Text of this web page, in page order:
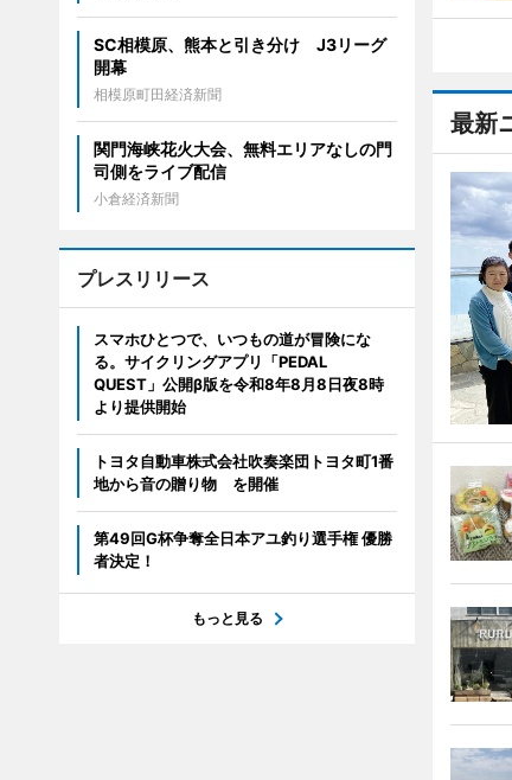
最新
SC相模原、熊本と引き分け J3リーグ
開幕
相模原町田経済新聞
関門海峡花火大会、無料エリアなしの門
司側をライブ配信
小倉経済新聞
プレスリリース
スマホひとつで、いつもの道が冒険にな
る。サイクリングアプリ「PEDAL
QUEST」公開β版を令和8年8月8日夜8時
より提供開始
トヨタ自動車株式会社吹奏楽団トヨタ町1番
地から音の贈り物 を開催
第49回G杯争奪全日本アユ釣り選手権 優勝
者決定！
もっと見る